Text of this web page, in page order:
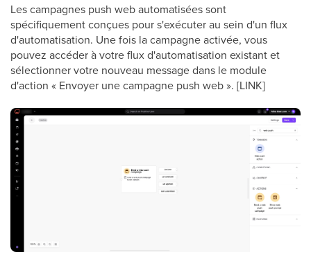
Les campagnes push web automatisées sont
spécifiquement conçues pour s'exécuter au sein d'un flux
d'automatisation. Une fois la campagne activée, vous
pouvez accéder à votre flux d'automatisation existant et
sélectionner votre nouveau message dans le module
d'action « Envoyer une campagne push web ». [LINK]